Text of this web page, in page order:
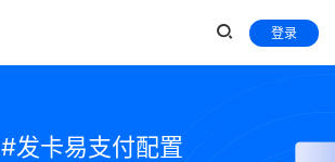
登录
#发卡易支付配置